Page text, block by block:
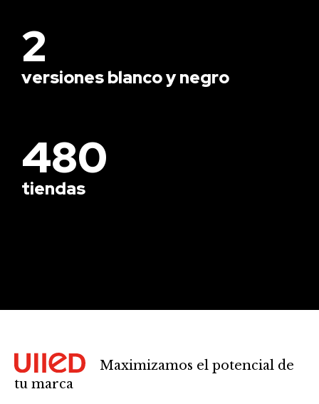
2
versiones blanco y negro
480
tiendas
Maximizamos el potencial de
tu marca